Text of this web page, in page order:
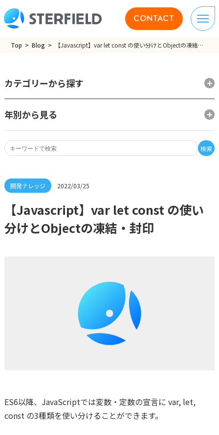
CONTACT
Top Blog 【Javascript】var let const の使い分けとObjectの凍結・封印
検索
カテゴリーから探す
年別から見る
2022/03/25
【Javascript】var let const の使い
分けとObjectの凍結・封印
ES6以降、JavaScriptでは変数・定数の宣言に var, let,
const の3種類を使い分けることができます。